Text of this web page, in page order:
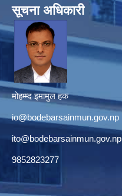
सूचना अधिकारी
मोहम्म्द इमामुल हक
io@bodebarsainmun.gov.np
ito@bodebarsainmun.gov.np
9852823277